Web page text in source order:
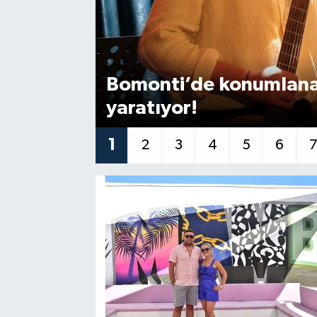
Bomonti’de
yaratıyor!
1 2 3 4 5 6 7